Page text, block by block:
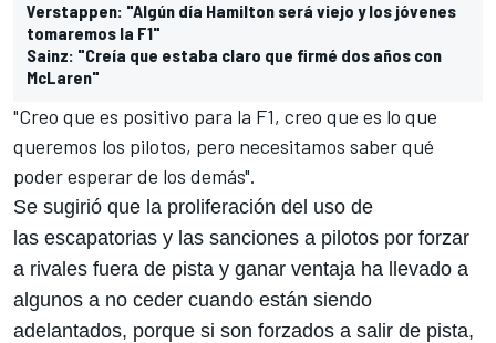
Verstappen: "Algún día Hamilton será viejo y los jóvenes
tomaremos la F1"
Sainz: "Creía que estaba claro que firmé dos años con
McLaren"
"Creo que es positivo para la F1, creo que es lo que
queremos los pilotos, pero necesitamos saber qué
poder esperar de los demás".
Se sugirió que la proliferación del uso de
las escapatorias y las sanciones a pilotos por forzar
a rivales fuera de pista y ganar ventaja ha llevado a
algunos a no ceder cuando están siendo
adelantados, porque si son forzados a salir de pista,